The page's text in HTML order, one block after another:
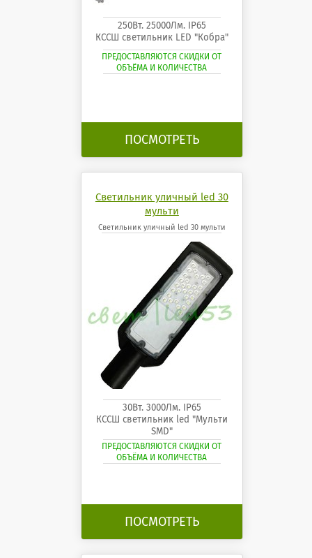
250Вт. 25000Лм. IP65
КССШ светильник LED "Кобра"
ПРЕДОСТАВЛЯЮТСЯ СКИДКИ ОТ
ОБЪЁМА И КОЛИЧЕСТВА
ПОСМОТРЕТЬ
Светильник уличный led 30
мульти
Светильник уличный led 30 мульти
30Вт. 3000Лм. IP65
КССШ светильник led "Мульти
SMD"
ПРЕДОСТАВЛЯЮТСЯ СКИДКИ ОТ
ОБЪЁМА И КОЛИЧЕСТВА
ПОСМОТРЕТЬ